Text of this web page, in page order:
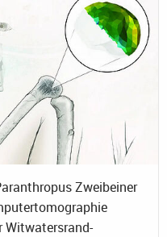
Zweibeiner
Witwatersrand-